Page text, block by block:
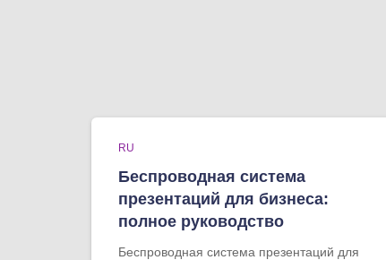
RU
Беспроводная система
презентаций для бизнеса:
полное руководство
Беспроводная система презентаций для